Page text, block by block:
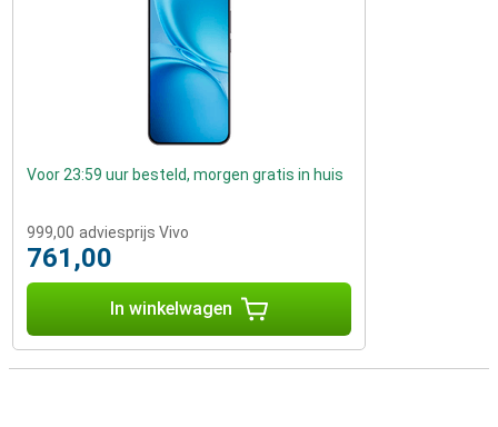
Voor 23:59 uur besteld, morgen gratis in huis
999,00 adviesprijs Vivo
761,00
In winkelwagen